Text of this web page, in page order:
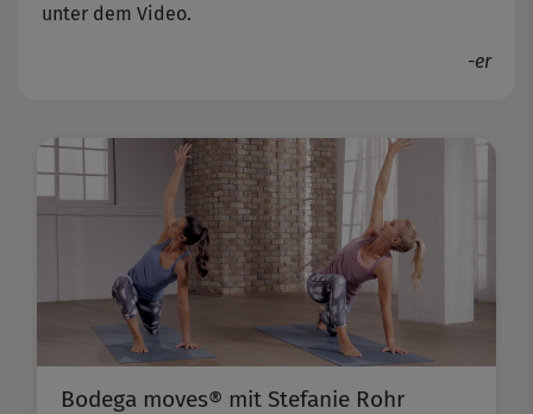
unter dem Video.
-er
Bodega moves® mit Stefanie Rohr